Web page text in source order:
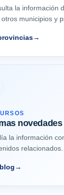
la información
municipios y
→
novedades
la información
relacionados.
→